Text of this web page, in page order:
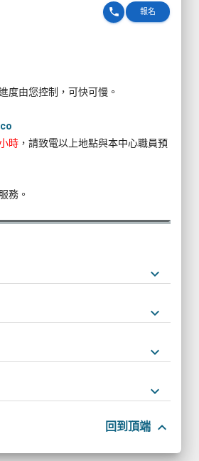
報名
phone
度由您控制，可快可慢。
時 ，請致電以上地點與本中心職員預
服務。
keyboard_arrow_down
keyboard_arrow_down
keyboard_arrow_down
keyboard_arrow_down
回到頂端 keyboard_arrow_up